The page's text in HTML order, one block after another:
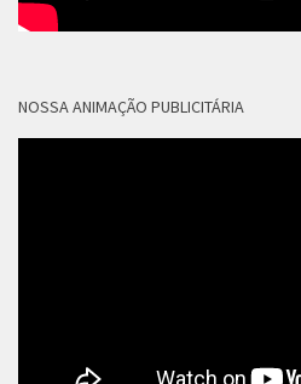
NOSSA ANIMAÇÃO PUBLICITÁRIA